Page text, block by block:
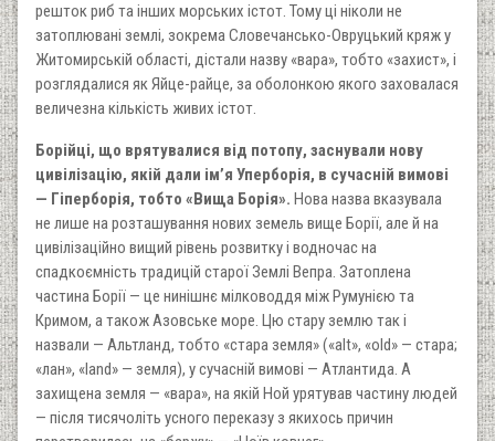
решток риб та інших морських істот. Тому ці ніколи не
затоплювані землі, зокрема Словечансько-Овруцький кряж у
Житомирській області, дістали назву «вара», тобто «захист», і
розглядалися як Яйце-райце, за оболонкою якого заховалася
величезна кількість живих істот.
Борійці, що врятувалися від потопу, заснували нову
цивілізацію, якій дали ім’я Уперборія, в сучасній вимові
— Гіперборія, тобто «Вища Борія». Нова назва вказувала
не лише на розташування нових земель вище Борії, але й на
цивілізаційно вищий рівень розвитку і водночас на
спадкоємність традицій старої Землі Вепра. Затоплена
частина Борії — це нинішнє мілководдя між Румунією та
Кримом, а також Азовське море. Цю стару землю так і
назвали — Альтланд, тобто «стара земля» («alt», «old» — стара;
«лан», «land» — земля), у сучасній вимові — Атлантида. А
захищена земля — «вара», на якій Ной урятував частину людей
— після тисячоліть усного переказу з якихось причин